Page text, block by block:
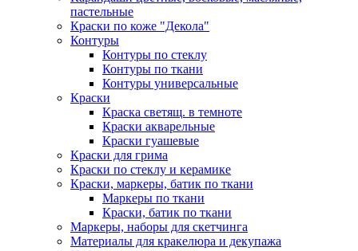
пастельные
Краски по коже "Декола"
Контуры
Контуры по стеклу
Контуры по ткани
Контуры универсальные
Краски
Краска светящ. в темноте
Краски акварельные
Краски гуашевые
Краски для грима
Краски по стеклу и керамике
Краски, маркеры, батик по ткани
Маркеры по ткани
Краски, батик по ткани
Маркеры, наборы для скетчинга
Материалы для кракелюра и декупажа